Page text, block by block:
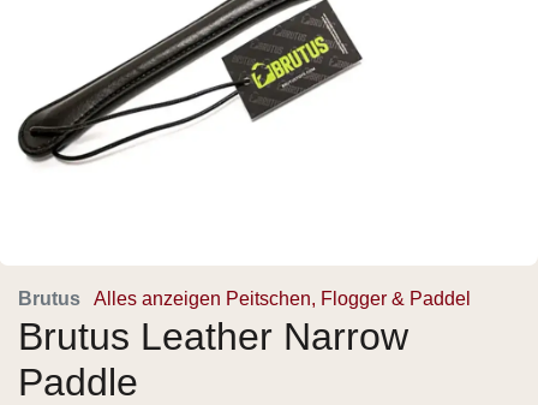
Brutus Alles anzeigen Peitschen, Flogger & Paddel
Brutus Leather Narrow
Paddle